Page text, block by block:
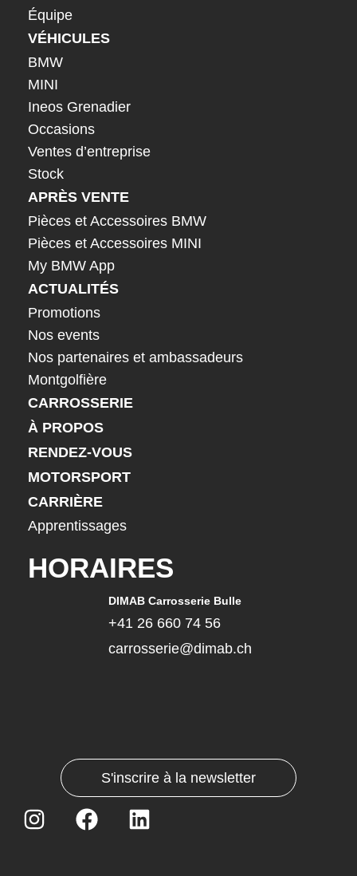
Équipe
VÉHICULES
BMW
MINI
Ineos Grenadier
Occasions
Ventes d’entreprise
Stock
APRÈS VENTE
Pièces et Accessoires BMW
Pièces et Accessoires MINI
My BMW App
ACTUALITÉS
Promotions
Nos events
Nos partenaires et ambassadeurs
Montgolfière
CARROSSERIE
À PROPOS
RENDEZ-VOUS
MOTORSPORT
CARRIÈRE
Apprentissages
HORAIRES
DIMAB Carrosserie Bulle
+41 26 660 74 56
carrosserie@dimab.ch
S'inscrire à la newsletter